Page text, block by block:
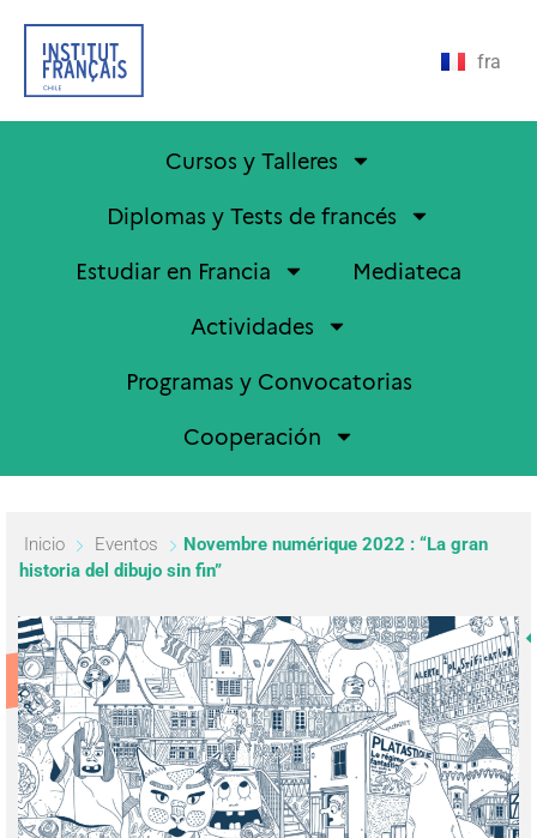
fra
Cursos y Talleres
Diplomas y Tests de francés
Estudiar en Francia
Mediateca
Actividades
Programas y Convocatorias
Cooperación
Inicio Eventos
Novembre numérique 2022 : “La gran
historia del dibujo sin fin”